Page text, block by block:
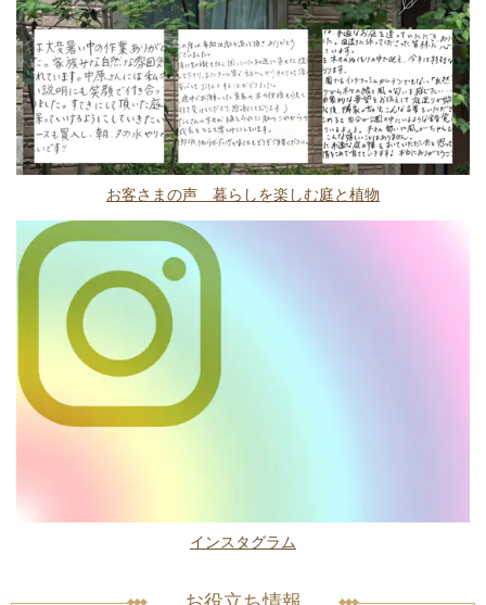
お客さまの声 暮らしを楽しむ庭と植物
インスタグラム